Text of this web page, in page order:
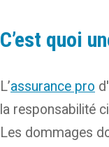
C’est quoi
L’assurance pro
la responsabilité
Les dommages